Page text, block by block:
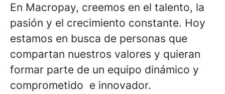
En Macropay, creemos en el talento, la
pasión y el crecimiento constante. Hoy
estamos en busca de personas que
compartan nuestros valores y quieran
formar parte de un equipo dinámico y
comprometido e innovador.